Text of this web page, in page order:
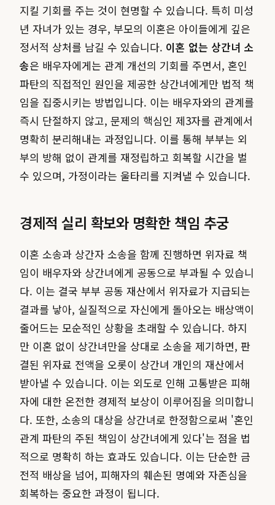
지킬 기회를 주는 것이 현명할 수 있습니다. 특히 미성
년 자녀가 있는 경우, 부모의 이혼은 아이들에게 깊은
정서적 상처를 남길 수 있습니다. 이혼 없는 상간녀 소
송은 배우자에게는 관계 개선의 기회를 주면서, 혼인
파탄의 직접적인 원인을 제공한 상간녀에게만 법적 책
임을 집중시키는 방법입니다. 이는 배우자와의 관계를
즉시 단절하지 않고, 문제의 핵심인 제3자를 관계에서
명확히 분리해내는 과정입니다. 이를 통해 부부는 외
부의 방해 없이 관계를 재정립하고 회복할 시간을 벌
수 있으며, 가정이라는 울타리를 지켜낼 수 있습니다.
경제적 실리 확보와 명확한 책임 추궁
이혼 소송과 상간자 소송을 함께 진행하면 위자료 책
임이 배우자와 상간녀에게 공동으로 부과될 수 있습니
다. 이는 결국 부부 공동 재산에서 위자료가 지급되는
결과를 낳아, 실질적으로 자신에게 돌아오는 배상액이
줄어드는 모순적인 상황을 초래할 수 있습니다. 하지
만 이혼 없이 상간녀만을 상대로 소송을 제기하면, 판
결된 위자료 전액을 오롯이 상간녀 개인의 재산에서
받아낼 수 있습니다. 이는 외도로 인해 고통받은 피해
자에 대한 온전한 경제적 보상이 이루어짐을 의미합니
다. 또한, 소송의 대상을 상간녀로 한정함으로써 '혼인
관계 파탄의 주된 책임이 상간녀에게 있다'는 점을 법
적으로 명확히 하는 효과도 있습니다. 이는 단순한 금
전적 배상을 넘어, 피해자의 훼손된 명예와 자존심을
회복하는 중요한 과정이 됩니다.